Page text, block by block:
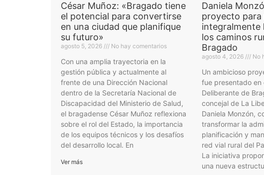
César Muñoz: «Bragado tiene
el potencial para convertirse
en una ciudad que planifique
su futuro»
agosto 5, 2026 No hay comentarios
Con una amplia trayectoria en la
gestión pública y actualmente al
frente de una Dirección Nacional
dentro de la Secretaría Nacional de
Discapacidad del Ministerio de Salud,
el bragadense César Muñoz reflexiona
sobre el rol del Estado, la importancia
de los equipos técnicos y los desafíos
del desarrollo local. En
Ver más
Daniela
proyecto
integralmente
los caminos
Bragado
agosto 4, 2026 No
Un ambicioso
fue presentado en
Deliberante de
concejal de La
Daniela Monzón,
transformar la
planificación y
red vial rural del
La iniciativa
una nueva